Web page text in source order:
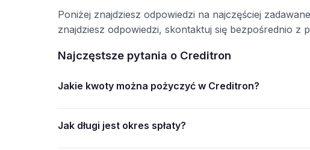
Poniżej znajdziesz odpowiedzi na najczęściej
znajdziesz odpowiedzi, skontaktuj się bezpośrednio z
Najczęstsze pytania o Creditron
Jakie kwoty można pożyczyć w Creditron?
Jak długi jest okres spłaty?